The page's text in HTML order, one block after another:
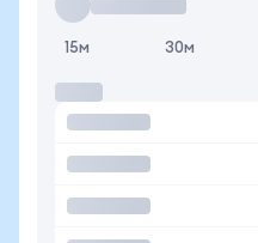
15м 30м